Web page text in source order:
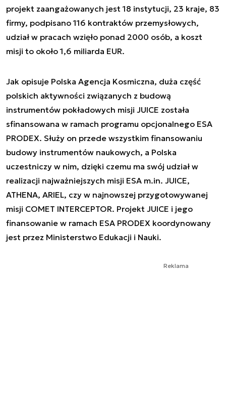
projekt zaangażowanych jest 18 instytucji, 23 kraje, 83
firmy, podpisano 116 kontraktów przemysłowych,
udział w pracach wzięło ponad 2000 osób, a koszt
misji to około 1,6 miliarda EUR.
Jak opisuje Polska Agencja Kosmiczna, duża część
polskich aktywności związanych z budową
instrumentów pokładowych misji JUICE została
sfinansowana w ramach programu opcjonalnego ESA
PRODEX. Służy on przede wszystkim finansowaniu
budowy instrumentów naukowych, a Polska
uczestniczy w nim, dzięki czemu ma swój udział w
realizacji najważniejszych misji ESA m.in. JUICE,
ATHENA, ARIEL, czy w najnowszej przygotowywanej
misji COMET INTERCEPTOR. Projekt JUICE i jego
finansowanie w ramach ESA PRODEX koordynowany
jest przez Ministerstwo Edukacji i Nauki.
Reklama